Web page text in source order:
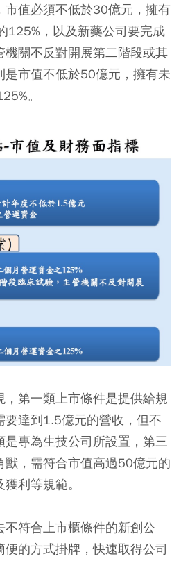
市值必須不低於30億元，擁有
125%，以及新藥公司要完成
機關不反對開展第二階段或其
是市值不低於50億元，擁有未
。
第一類上市條件是提供給規
要達到1.5億元的營收，但不
是專為生技公司所設置，第三
獸，需符合市值高過50億元的
利等規範。
符合上市櫃條件的新創公
的方式掛牌，快速取得公司